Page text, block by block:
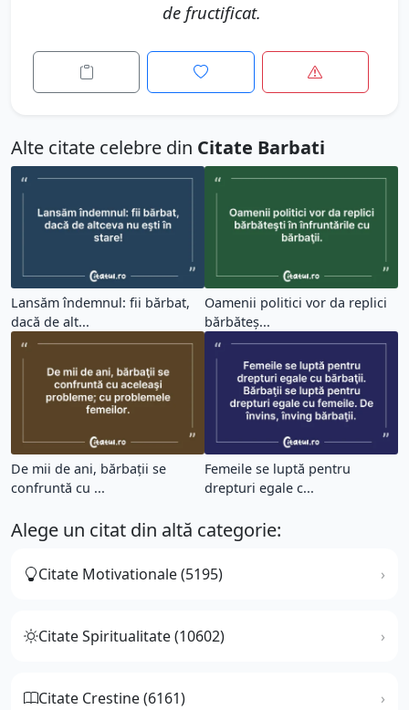
de fructificat.
Alte citate celebre din Citate Barbati
Lansăm îndemnul: fii bărbat,
dacă de alt...
Oamenii politici vor da replici
bărbăteş...
De mii de ani, bărbaţii se
confruntă cu ...
Femeile se luptă pentru
drepturi egale c...
Alege un citat din altă categorie:
Citate Motivationale (5195)
Citate Spiritualitate (10602)
Citate Crestine (6161)